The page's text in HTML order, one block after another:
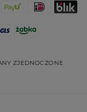
ZJEDNOCZONE